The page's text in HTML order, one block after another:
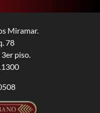
Miramar.
78
piso.